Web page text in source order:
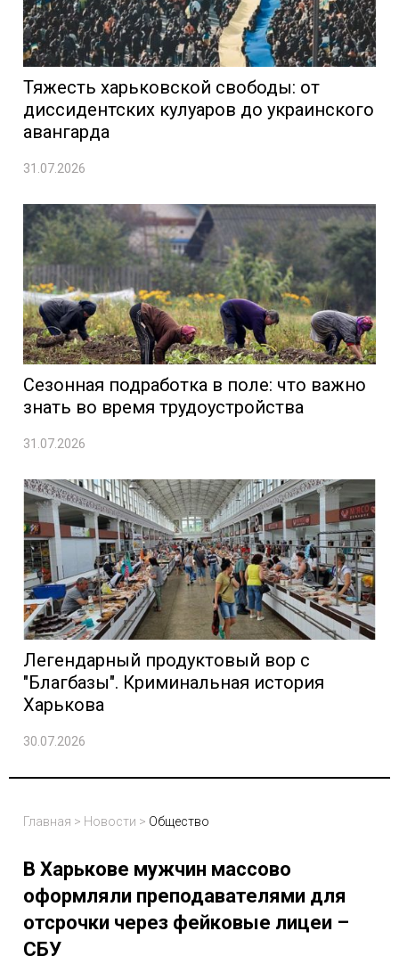
Тяжесть харьковской свободы: от
диссидентских кулуаров до украинского
авангарда
31.07.2026
Сезонная подработка в поле: что важно
знать во время трудоустройства
31.07.2026
Легендарный продуктовый вор с
"Благбазы". Криминальная история
Харькова
30.07.2026
Главная > Новости > Общество
В Харькове мужчин массово
оформляли преподавателями для
отсрочки через фейковые лицеи –
СБУ